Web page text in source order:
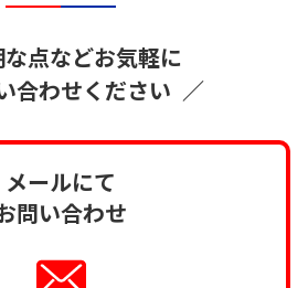
点などお気軽に
合わせください ／
メールにて
問い合わせ